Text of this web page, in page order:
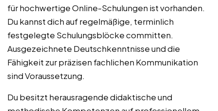
für hochwertige Online-Schulungen ist vorhanden.
Du kannst dich auf regelmäßige, terminlich
festgelegte Schulungsblöcke committen.
Ausgezeichnete Deutschkenntnisse und die
Fähigkeit zur präzisen fachlichen Kommunikation
sind Voraussetzung.
Du besitzt herausragende didaktische und